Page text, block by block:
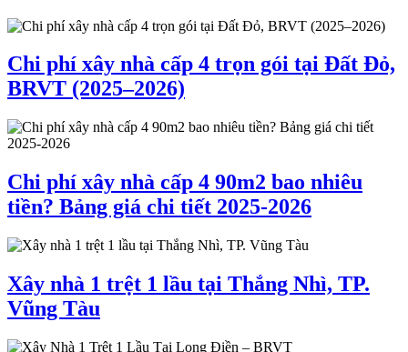
Chi phí xây nhà cấp 4 trọn gói tại Đất Đỏ,
BRVT (2025–2026)
Chi phí xây nhà cấp 4 90m2 bao nhiêu
tiền? Bảng giá chi tiết 2025-2026
Xây nhà 1 trệt 1 lầu tại Thắng Nhì, TP.
Vũng Tàu